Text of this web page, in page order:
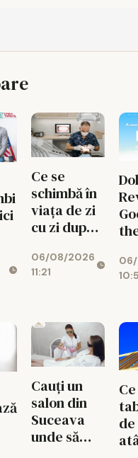
Ce se
schimbă în
viața de zi
cu zi după
dentar
06/08/2026
11:21
Cauți un
salon din
Suceava
unde să